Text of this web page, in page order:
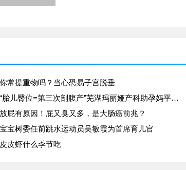
你常提重物吗？当心恐易子宫脱垂
“胎儿臀位=第三次剖腹产”芜湖玛丽娅产科助孕妈平安分娩
放屁有原因！屁又臭又多，是大肠癌前兆？
宝宝树委任前跳水运动员吴敏霞为首席育儿官
皮皮虾什么季节吃